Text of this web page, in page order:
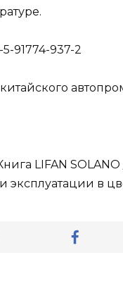
5-91774-937-2
LIFAN
эксплуатации в